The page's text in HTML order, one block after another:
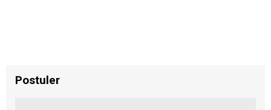
Postuler